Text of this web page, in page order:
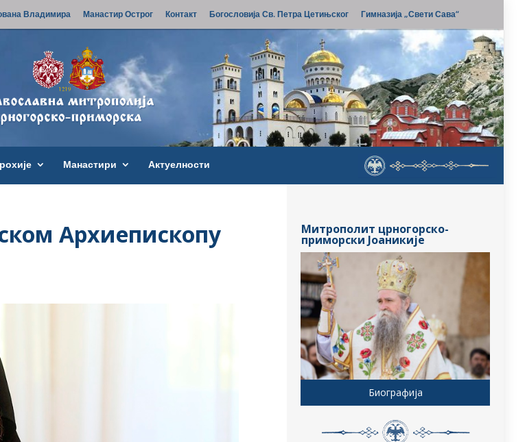
Владимира Манастир Острог Контакт Богословија Св. Петра Цетињског Гимназија „Свети Сава“
Манастири Актуелности
Архиепископу Митрополит црногорско-
приморски Јоаникије
Биографија